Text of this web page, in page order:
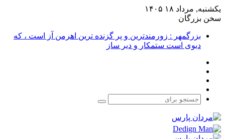
یکشنبه, مرداد ۱۸ ۱۴۰۵
سخن بزرگان
بزرگمهر : زورمندترین و پر گزنده ترین اهرمن آز است ، که
دیوی است ستمکار و دیر ساز
جستجو